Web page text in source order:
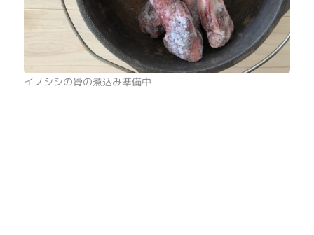
イノシシの骨の煮込み準備中